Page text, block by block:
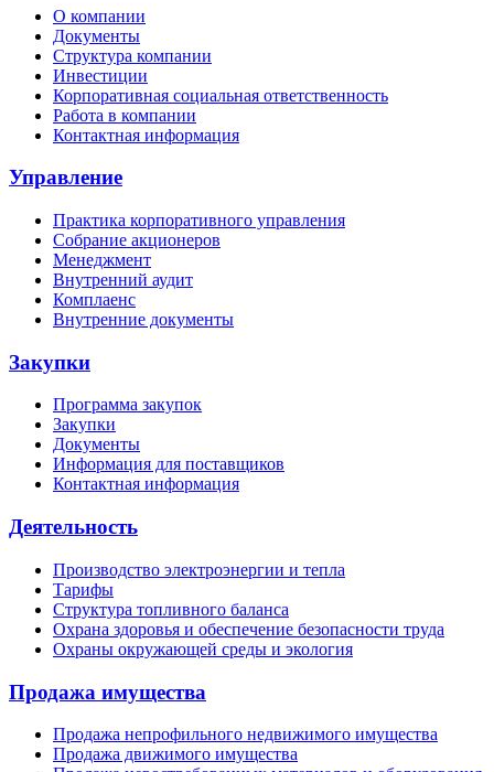
О компании
Документы
Структура компании
Инвестиции
Корпоративная социальная ответственность
Работа в компании
Контактная информация
Управление
Практика корпоративного управления
Собрание акционеров
Менеджмент
Внутренний аудит
Комплаенс
Внутренние документы
Закупки
Программа закупок
Закупки
Документы
Информация для поставщиков
Контактная информация
Деятельность
Производство электроэнергии и тепла
Тарифы
Структура топливного баланса
Охрана здоровья и обеспечение безопасности труда
Охраны окружающей среды и экология
Продажа имущества
Продажа непрофильного недвижимого имущества
Продажа движимого имущества